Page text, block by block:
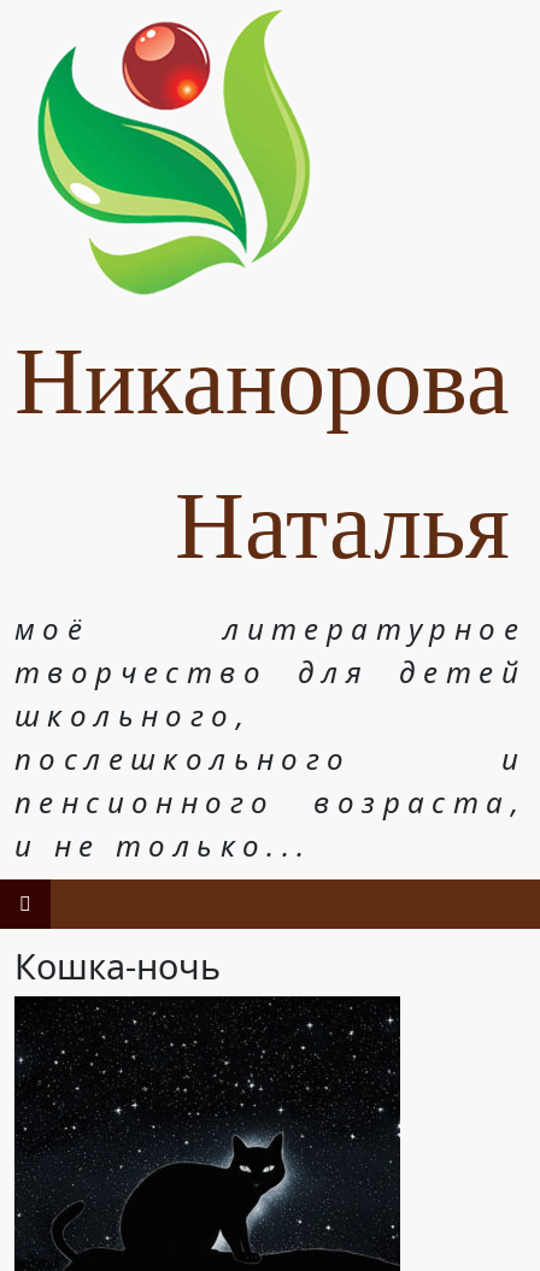
Никанорова
Наталья
моё литературное
творчество для детей
школьного,
послешкольного и
пенсионного возраста,
и не только...
Кошка-ночь